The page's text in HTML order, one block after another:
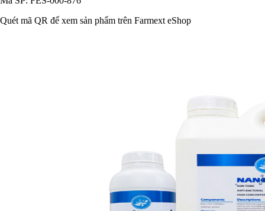
Quét mã QR để xem sản phẩm trên Farmext eShop